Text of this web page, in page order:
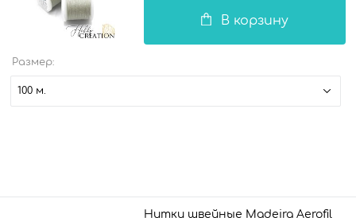
В корзину
Размер:
100 м.
Нитки швейные Madeira Aerofil